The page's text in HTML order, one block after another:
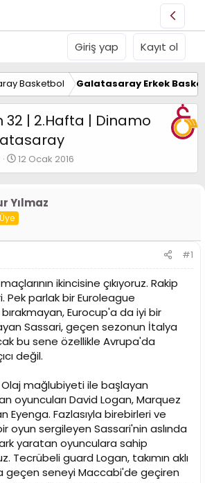
Giriş yap Kayıt ol
Basketbol Galatasaray Erkek
32 | 2.Hafta | Dinamo
B
a
a
n
ı
t
a
r
i
h
12 Ocak 2016
Yılmaz
#1
ikincisine çıkıyoruz. Rakip
Pek parlak bir Euroleague
Eurocup'a da iyi bir
Sassari, geçen sezonun İtalya
bu sene özellikle Avrupa'da
değil.
Olaj mağlubiyeti ile başlayan
oyuncuları David Logan, Marquez
Eyenga. Fazlasıyla birebirleri ve
oyun sergileyen Sassari'nin aslında
yaratan oyunculara sahip
Tecrübeli guard Logan, takımın aklı
geçen seneyi Maccabi'de geçiren